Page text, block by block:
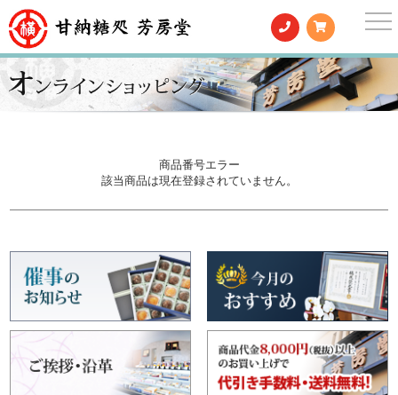
商品番号エラー
該当商品は現在登録されていません。